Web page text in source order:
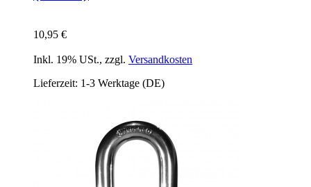
10,95 €
Inkl. 19% USt., zzgl. Versandkosten
Lieferzeit: 1-3 Werktage (DE)